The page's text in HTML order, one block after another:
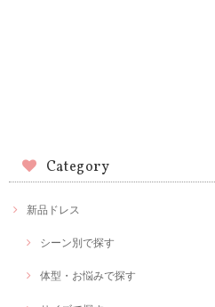
Category
新品ドレス
シーン別で探す
体型・お悩みで探す